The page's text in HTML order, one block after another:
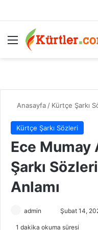
Menü
Anasayfa / Kürtçe Şarkı
Kürtçe Şarkı Sözleri
Ece Mumay
Şarkı
Anlamı
admin Şubat 14,
1 dakika okuma süresi